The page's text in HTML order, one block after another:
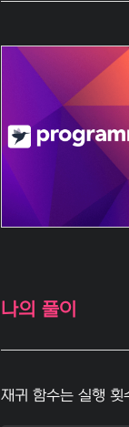
나의 풀이
재귀 함수는 실행 횟